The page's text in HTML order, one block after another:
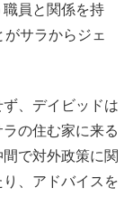
員と関係を持
サラからジェ
、デイビッドは
の住む家に来る
で対外政策に関
、アドバイスを